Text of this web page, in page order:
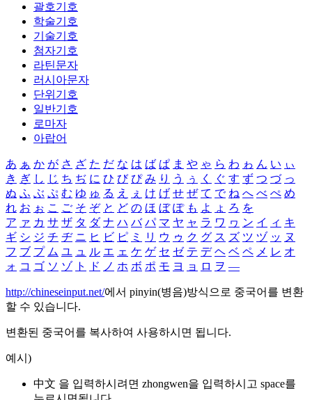
괄호기호
학술기호
기술기호
첨자기호
라틴문자
러시아문자
단위기호
일반기호
로마자
아랍어
あ ぁ か が さ ざ た だ な は ば ぱ ま や ゃ ら わ ゎ ん い ぃ
き ぎ し じ ち ぢ に ひ び ぴ み り う ぅ く ぐ す ず つ づ っ
ぬ ふ ぶ ぷ む ゆ ゅ る え ぇ け げ せ ぜ て で ね へ べ ぺ め
れ お ぉ こ ご そ ぞ と ど の ほ ぼ ぽ も よ ょ ろ を
ア ァ カ サ ザ タ ダ ナ ハ バ パ マ ヤ ャ ラ ワ ヮ ン イ ィ キ
ギ シ ジ チ ヂ ニ ヒ ビ ピ ミ リ ウ ゥ ク グ ス ズ ツ ヅ ッ ヌ
フ ブ プ ム ユ ュ ル エ ェ ケ ゲ セ ゼ テ デ ヘ ベ ペ メ レ オ
ォ コ ゴ ソ ゾ ト ド ノ ホ ボ ポ モ ヨ ョ ロ ヲ ―
http://chineseinput.net/에서 pinyin(병음)방식으로 중국어를 변환
할 수 있습니다.
변환된 중국어를 복사하여 사용하시면 됩니다.
예시)
中文 을 입력하시려면 zhongwen을 입력하시고 space를